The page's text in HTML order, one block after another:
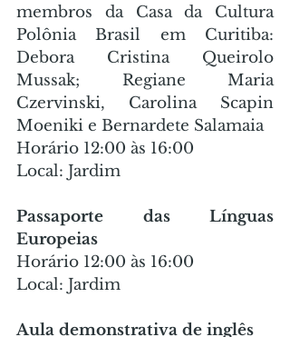
membros da Casa da Cultura
Polônia Brasil em Curitiba:
Debora Cristina Queirolo
Mussak; Regiane Maria
Czervinski, Carolina Scapin
Moeniki e Bernardete Salamaia
Horário 12:00 às 16:00
Local: Jardim
Passaporte das Línguas
Europeias
Horário 12:00 às 16:00
Local: Jardim
Aula demonstrativa de inglês